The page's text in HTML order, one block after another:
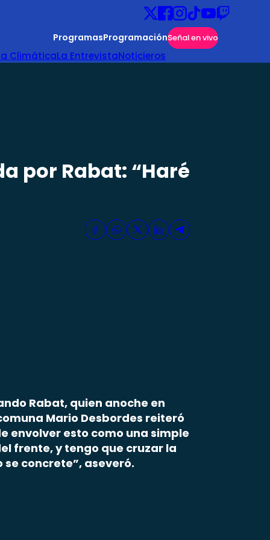
ProgramasProgramaciónSeñal en vivo
ClimáticaLa EntrevistaNoticieros
por Rabat: “Haré
Rabat, quien anoche en
Mario Desbordes reiteró
envolver esto como una simple
frente, y tengo que cruzar la
se concrete”, aseveró.